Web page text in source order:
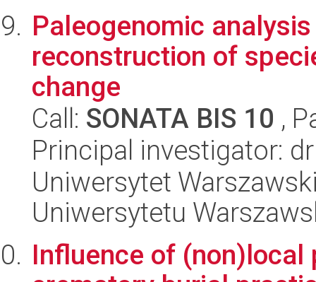
Paleogenomic
reconstruction of
change
Call: SONATA BIS 10 ,
Principal investigator:
Uniwersytet
Uniwersytetu
Influence of